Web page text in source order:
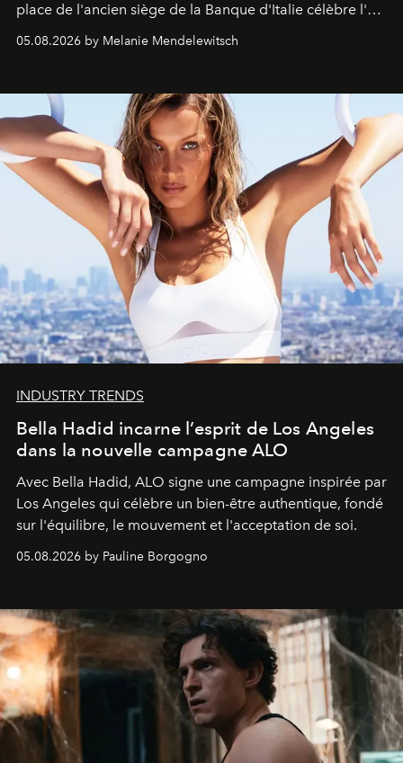
place de l'ancien siège de la Banque d'Italie célèbre l'art
de vivre Romain dans toute son élégance intemporelle.
05.08.2026 by Melanie Mendelewitsch
INDUSTRY TRENDS
Bella Hadid incarne l’esprit de Los Angeles
dans la nouvelle campagne ALO
Avec Bella Hadid, ALO signe une campagne inspirée par
Los Angeles qui célèbre un bien-être authentique, fondé
sur l'équilibre, le mouvement et l'acceptation de soi.
05.08.2026 by Pauline Borgogno